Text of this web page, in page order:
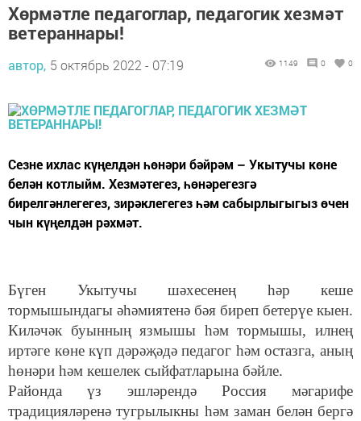
Хөрмәтле педагоглар, педагогик хезмәт
ветераннары!
автор, 5 октябрь 2022 - 07:19 1149 0 0
Сезне ихлас күңелдән һөнәри бәйрәм – Укытучы көне
белән котлыйм. Хезмәтегез, һөнәрегезгә
бирелгәнлегегез, зирәклегегез һәм сабырлыгыгыз өчен
чын күңелдән рәхмәт.
Бүген Укытучы шәхесенең һәр кеше
тормышындагы әһәмиятенә бәя биреп бетерүе кыен.
Киләчәк буынның язмышы һәм тормышы, илнең
иртәге көне күп дәрәҗәдә педагог һәм остазга, аның
һөнәри һәм кешелек сыйфатларына бәйле.
Районда үз эшләрендә Россия мәгарифе
традицияләренә тугрылыкны һәм заман белән бергә